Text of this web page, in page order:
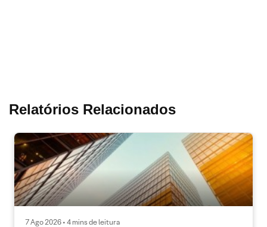
Relatórios Relacionados
7 Ago 2026 • 4 mins de leitura